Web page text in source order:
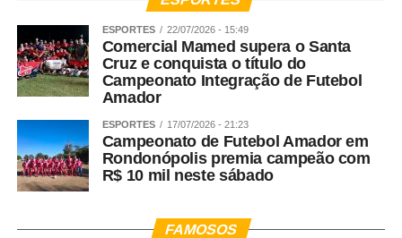
ESPORTES 22/07/2026 - 15:49
Comercial Mamed supera o Santa
Cruz e conquista o título do
Campeonato Integração de Futebol
Amador
ESPORTES 17/07/2026 - 21:23
Campeonato de Futebol Amador em
Rondonópolis premia campeão com
R$ 10 mil neste sábado
FAMOSOS